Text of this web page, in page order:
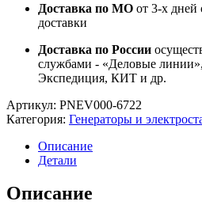
Доставка по МО от 3-х дней
доставки
Доставка по России
службами - «Деловые
Экспедиция, КИТ и др.
Артикул: PNEV000-6722
Категория: Генераторы и
Описание
Детали
Описание